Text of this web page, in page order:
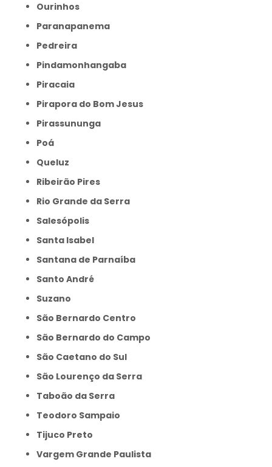
Ourinhos
Paranapanema
Pedreira
Pindamonhangaba
Piracaia
Pirapora do Bom Jesus
Pirassununga
Poá
Queluz
Ribeirão Pires
Rio Grande da Serra
Salesópolis
Santa Isabel
Santana de Parnaíba
Santo André
Suzano
São Bernardo Centro
São Bernardo do Campo
São Caetano do Sul
São Lourenço da Serra
Taboão da Serra
Teodoro Sampaio
Tijuco Preto
Vargem Grande Paulista